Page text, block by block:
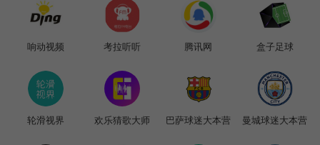
响动视频 考拉听听 腾讯网 盒子足球
轮滑视界 欢乐猜歌大师 巴萨球迷大本营 曼城球迷大本营